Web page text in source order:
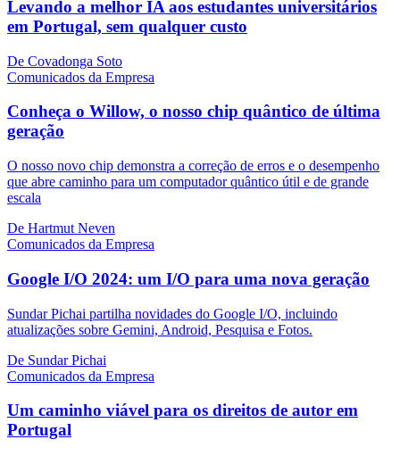
Levando a melhor IA aos estudantes universitários
em Portugal, sem qualquer custo
De Covadonga Soto
Comunicados da Empresa
Conheça o Willow, o nosso chip quântico de última
geração
O nosso novo chip demonstra a correção de erros e o desempenho
que abre caminho para um computador quântico útil e de grande
escala
De Hartmut Neven
Comunicados da Empresa
Google I/O 2024: um I/O para uma nova geração
Sundar Pichai partilha novidades do Google I/O, incluindo
atualizações sobre Gemini, Android, Pesquisa e Fotos.
De Sundar Pichai
Comunicados da Empresa
Um caminho viável para os direitos de autor em
Portugal